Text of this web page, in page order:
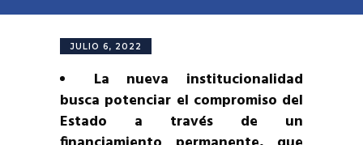
JULIO 6, 2022
La nueva institucionalidad
busca potenciar el compromiso del
Estado a través de un